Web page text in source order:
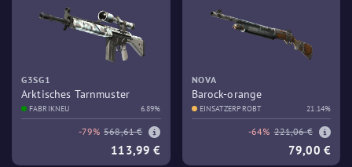
G3SG1
Arktisches Tarnmuster
FABRIKNEU 6.89%
-79% 568,61 €
113,99 €
NOVA
Barock-orange
EINSATZERPROBT 21.14%
-64% 221,06 €
79,00 €